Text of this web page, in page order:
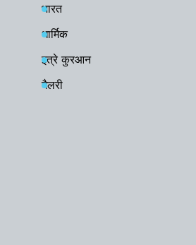
भारत
धार्मिक
इत्रे कुरआन
गैलरी